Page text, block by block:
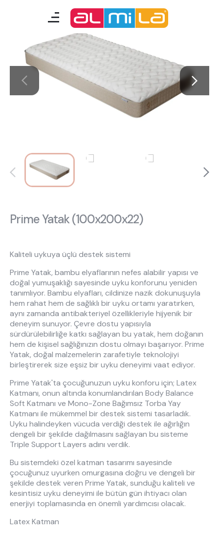
mobilyalar genç odası
çocuk/bebek odası akıllı mobilyalar
Almila Blog
Almila Life Concept
Hakkımızda
Kataloglar
İş Ortaklığı
Öneriler
444 8 543
Prime Yatak (100x200x22)
Kaliteli uykuya üçlü destek sistemi
Prime Yatak, bambu elyaflarının nefes alabilir yapısı ve
doğal yumuşaklığı sayesinde uyku konforunu yeniden
tanımlıyor. Bambu elyafları, cildinize nazik dokunuşuyla
hem rahat hem de sağlıklı bir uyku ortamı yaratırken,
aynı zamanda antibakteriyel özellikleriyle hijyenik bir
deneyim sunuyor. Çevre dostu yapısıyla
sürdürülebilirliğe katkı sağlayan bu yatak, hem doğanın
hem de kişisel sağlığınızın dostu olmayı başarıyor. Prime
Yatak, doğal malzemelerin zarafetiyle teknolojiyi
birleştirerek size eşsiz bir uyku deneyimi vaat ediyor.
Prime Yatak'ta çocuğunuzun uyku konforu için; Latex
Katmanı, onun altında konumlandırılan Body Balance
Soft Katmanı ve Mono-Zone Bağımsız Torba Yay
Katmanı ile mükemmel bir destek sistemi tasarladık.
Uyku halindeyken vücuda verdiği destek ile ağırlığın
dengeli bir şekilde dağılmasını sağlayan bu sisteme
Triple Support Layers adını verdik.
Bu sistemdeki özel katman tasarımı sayesinde
çocuğunuz uyurken omurgasına doğru ve dengeli bir
şekilde destek veren Prime Yatak, sunduğu kaliteli ve
kesintisiz uyku deneyimi ile bütün gün ihtiyacı olan
enerjiyi toplamasında en önemli yardımcısı olacak.
Latex Katman